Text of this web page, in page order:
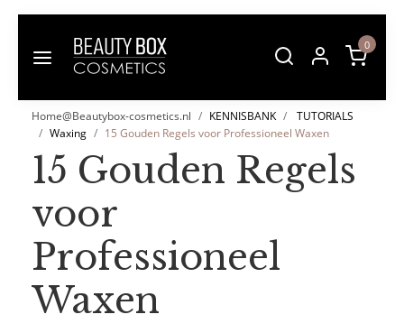
0
Home@Beautybox-cosmetics.nl KENNISBANK
TUTORIALS
Waxing
15 Gouden Regels voor Professioneel Waxen
15 Gouden Regels
voor
Professioneel
Waxen